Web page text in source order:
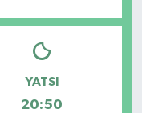
YATSI
20:50